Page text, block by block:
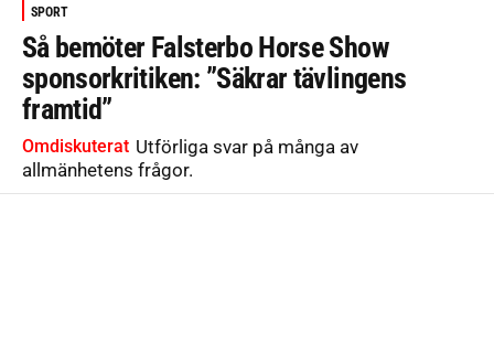
SPORT
Så bemöter Falsterbo Horse Show
sponsorkritiken: ”Säkrar tävlingens
framtid”
Omdiskuterat Utförliga svar på många av
allmänhetens frågor.